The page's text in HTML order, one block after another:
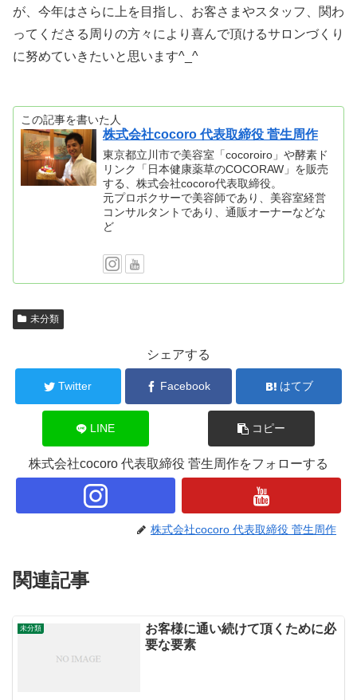
が、今年はさらに上を目指し、お客さまやスタッフ、関わ
ってくださる周りの方々により喜んで頂けるサロンづくり
に努めていきたいと思います^_^
この記事を書いた人
株式会社cocoro 代表取締役 菅生周作
東京都立川市で美容室「cocoroiro」や酵素ド
リンク「日本健康薬草のCOCORAW」を販売
する、株式会社cocoro代表取締役。
元プロボクサーで美容師であり、美容室経営
コンサルタントであり、通販オーナーなどな
ど
未分類
シェアする
Twitter Facebook はてブ
LINE コピー
株式会社cocoro 代表取締役 菅生周作をフォローする
株式会社cocoro 代表取締役 菅生周作
関連記事
未分類
お客様に通い続けて頂くために必
要な要素